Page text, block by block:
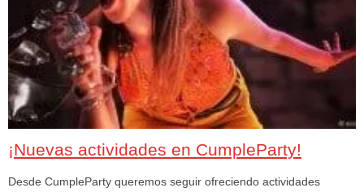
¡Nuevas actividades en CumpleParty!
Desde CumpleParty queremos seguir ofreciendo actividades